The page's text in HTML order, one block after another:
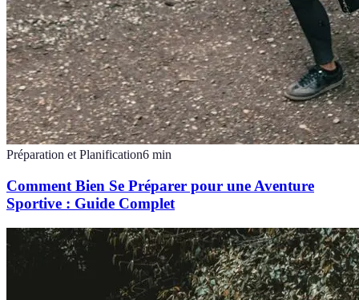
Préparation et Planification6 min
Comment Bien Se Préparer pour une Aventure
Sportive : Guide Complet